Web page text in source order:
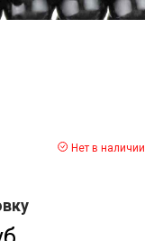
Нет в наличии